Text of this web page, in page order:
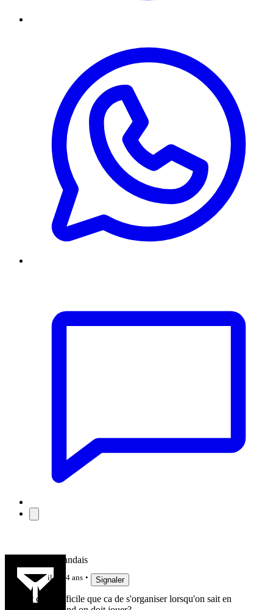
Le Haut Landais
il y a 4 ans Signaler
est ce si difficile que ca de s'organiser lorsqu'on sait en